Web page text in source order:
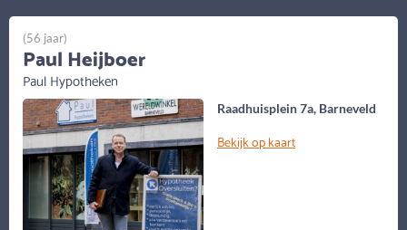
Raadhuisplein 7a, Barneveld
Bekijk op kaart
(56 jaar)
Paul Heijboer
Paul Hypotheken